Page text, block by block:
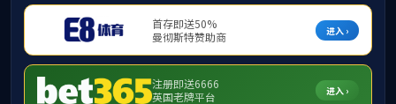
提示：访问地址无效，radmila-lolly-another-memorable-night-for-her-
fans找不到对应的栏目！
首页